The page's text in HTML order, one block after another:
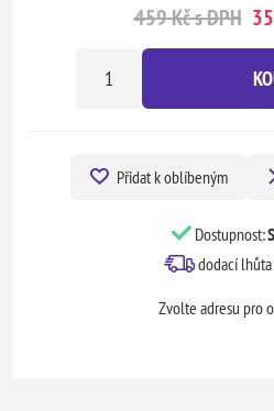
459 Kč s DPH
Přidat k oblíbeným
Dostupnost:
dodací
Zvolte adresu pro